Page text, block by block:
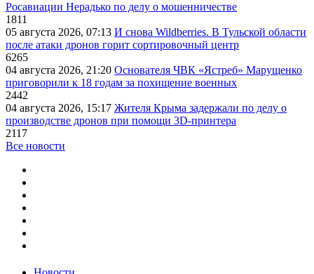
Росавиации Нерадько по делу о мошенничестве
1811
05 августа 2026, 07:13 И снова Wildberries. В Тульской области
после атаки дронов горит сортировочный центр
6265
04 августа 2026, 21:20 Основателя ЧВК «Ястреб» Марущенко
приговорили к 18 годам за похищение военных
2442
04 августа 2026, 15:17 Жителя Крыма задержали по делу о
производстве дронов при помощи 3D‑принтера
2117
Все новости